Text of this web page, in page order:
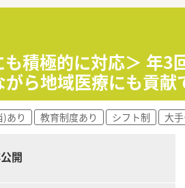
じて地域住民の健康維持に深く貢
ニケーションを重視する温かい社
るような柔軟な勤務体系の整備を
に行うことで地域包括ケアシステ
新の医薬品情報や服薬指導スキル
得推奨やシフトの柔軟な調整に取
積極的に対応＞ 年3
ら地域医療にも貢献
あり 教育制度あり シフト制 大
開